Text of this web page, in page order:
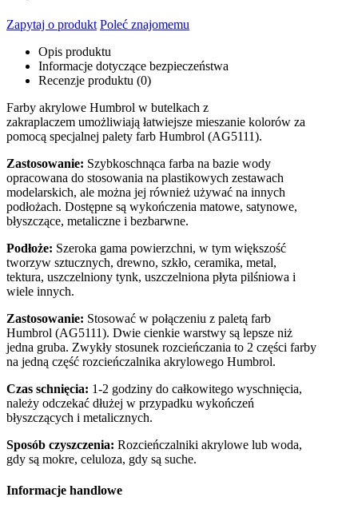
Zapytaj o produkt Poleć znajomemu
Opis produktu
Informacje dotyczące bezpieczeństwa
Recenzje produktu (0)
Farby akrylowe Humbrol w butelkach z
zakraplaczem umożliwiają łatwiejsze mieszanie kolorów za
pomocą specjalnej palety farb Humbrol (AG5111).
Zastosowanie: Szybkoschnąca farba na bazie wody
opracowana do stosowania na plastikowych zestawach
modelarskich, ale można jej również używać na innych
podłożach. Dostępne są wykończenia matowe, satynowe,
błyszczące, metaliczne i bezbarwne.
Podłoże: Szeroka gama powierzchni, w tym większość
tworzyw sztucznych, drewno, szkło, ceramika, metal,
tektura, uszczelniony tynk, uszczelniona płyta pilśniowa i
wiele innych.
Zastosowanie: Stosować w połączeniu z paletą farb
Humbrol (AG5111). Dwie cienkie warstwy są lepsze niż
jedna gruba. Zwykły stosunek rozcieńczania to 2 części farby
na jedną część rozcieńczalnika akrylowego Humbrol.
Czas schnięcia: 1-2 godziny do całkowitego wyschnięcia,
należy odczekać dłużej w przypadku wykończeń
błyszczących i metalicznych.
Sposób czyszczenia: Rozcieńczalniki akrylowe lub woda,
gdy są mokre, celuloza, gdy są suche.
Informacje handlowe